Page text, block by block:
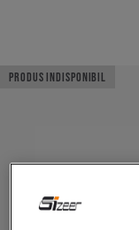
PRODUS INDISPONIBIL